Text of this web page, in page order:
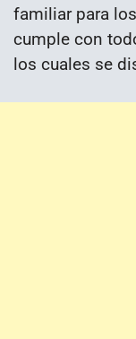
familiar para
cumple con
los cuales se